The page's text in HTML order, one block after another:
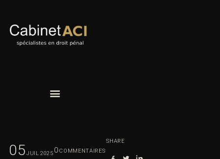
05 JUIL 2025 0 COMMENTAIRES
SHARE